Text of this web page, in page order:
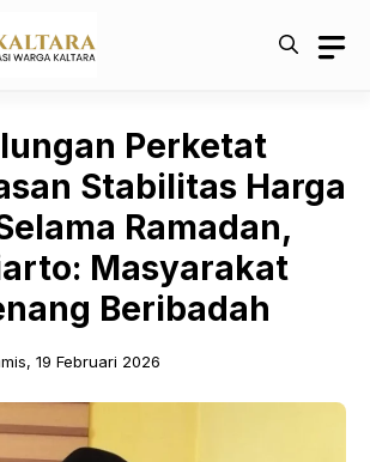
Perketat
Stabilitas Harga
Ramadan,
Masyarakat
Beribadah
19 Februari 2026